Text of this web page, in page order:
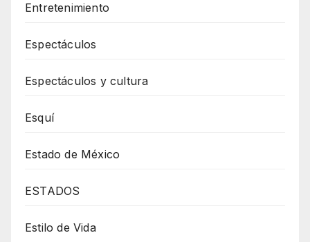
Entretenimiento
Espectáculos
Espectáculos y cultura
Esquí
Estado de México
ESTADOS
Estilo de Vida